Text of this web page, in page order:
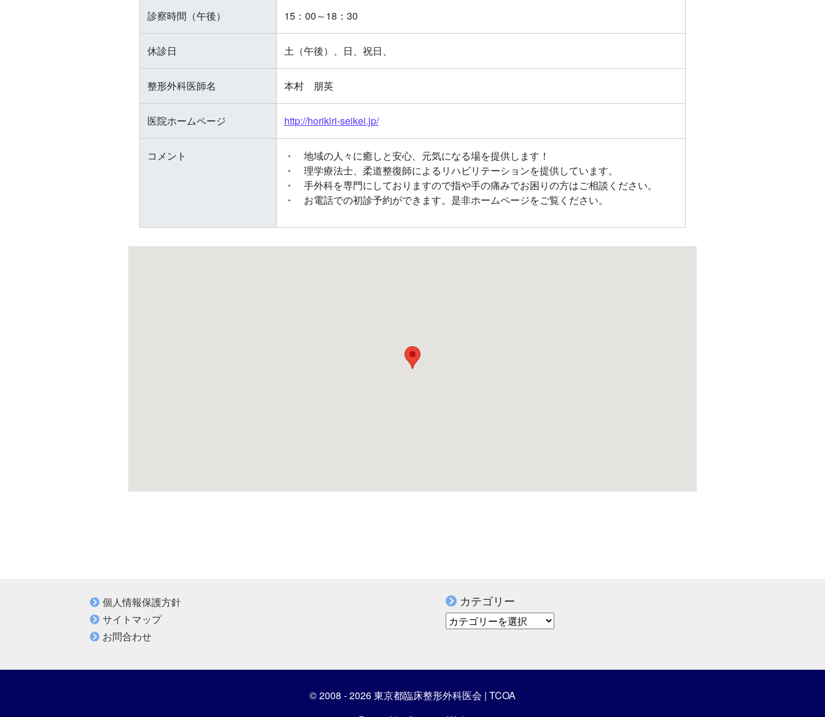
診察時間（午後） 15：00～18：30
休診日 土（午後）、日、祝日、
整形外科医師名 本村 朋英
医院ホームページ http://horikiri-seikei.jp/
コメント
・ 地域の人々に癒しと安心、元気になる場を提供します！
・ 理学療法士、柔道整復師によるリハビリテーションを提供しています。
・ 手外科を専門にしておりますので指や手の痛みでお困りの方はご相談ください。
・ お電話での初診予約ができます。是非ホームページをご覧ください。
個人情報保護方針
サイトマップ
お問合わせ
カテゴリー
カテゴリー
© 2008 - 2026 東京都臨床整形外科医会 | TCOA